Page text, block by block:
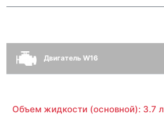
Двигатель W16
Объем жидкости (основной): 3.7 л